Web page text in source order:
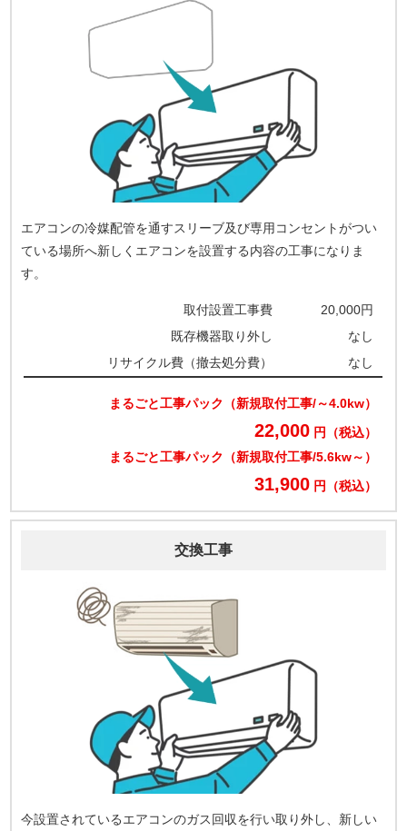
エアコンの冷媒配管を通すスリーブ及び専用コンセントがつい
ている場所へ新しくエアコンを設置する内容の工事になりま
す。
取付設置工事費
20,000円
既存機器取り外し
なし
リサイクル費（撤去処分費）
なし
まるごと工事パック（新規取付工事/～4.0kw）
22,000 円（税込）
まるごと工事パック（新規取付工事/5.6kw～）
31,900 円（税込）
交換工事
今設置されているエアコンのガス回収を行い取り外し、新しい